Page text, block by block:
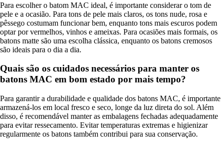
Para escolher o batom MAC ideal, é importante considerar o tom de
pele e a ocasião. Para tons de pele mais claros, os tons nude, rosa e
pêssego costumam funcionar bem, enquanto tons mais escuros podem
optar por vermelhos, vinhos e ameixas. Para ocasiões mais formais, os
batons matte são uma escolha clássica, enquanto os batons cremosos
são ideais para o dia a dia.
Quais são os cuidados necessários para manter os
batons MAC em bom estado por mais tempo?
Para garantir a durabilidade e qualidade dos batons MAC, é importante
armazená-los em local fresco e seco, longe da luz direta do sol. Além
disso, é recomendável manter as embalagens fechadas adequadamente
para evitar ressecamento. Evitar temperaturas extremas e higienizar
regularmente os batons também contribui para sua conservação.